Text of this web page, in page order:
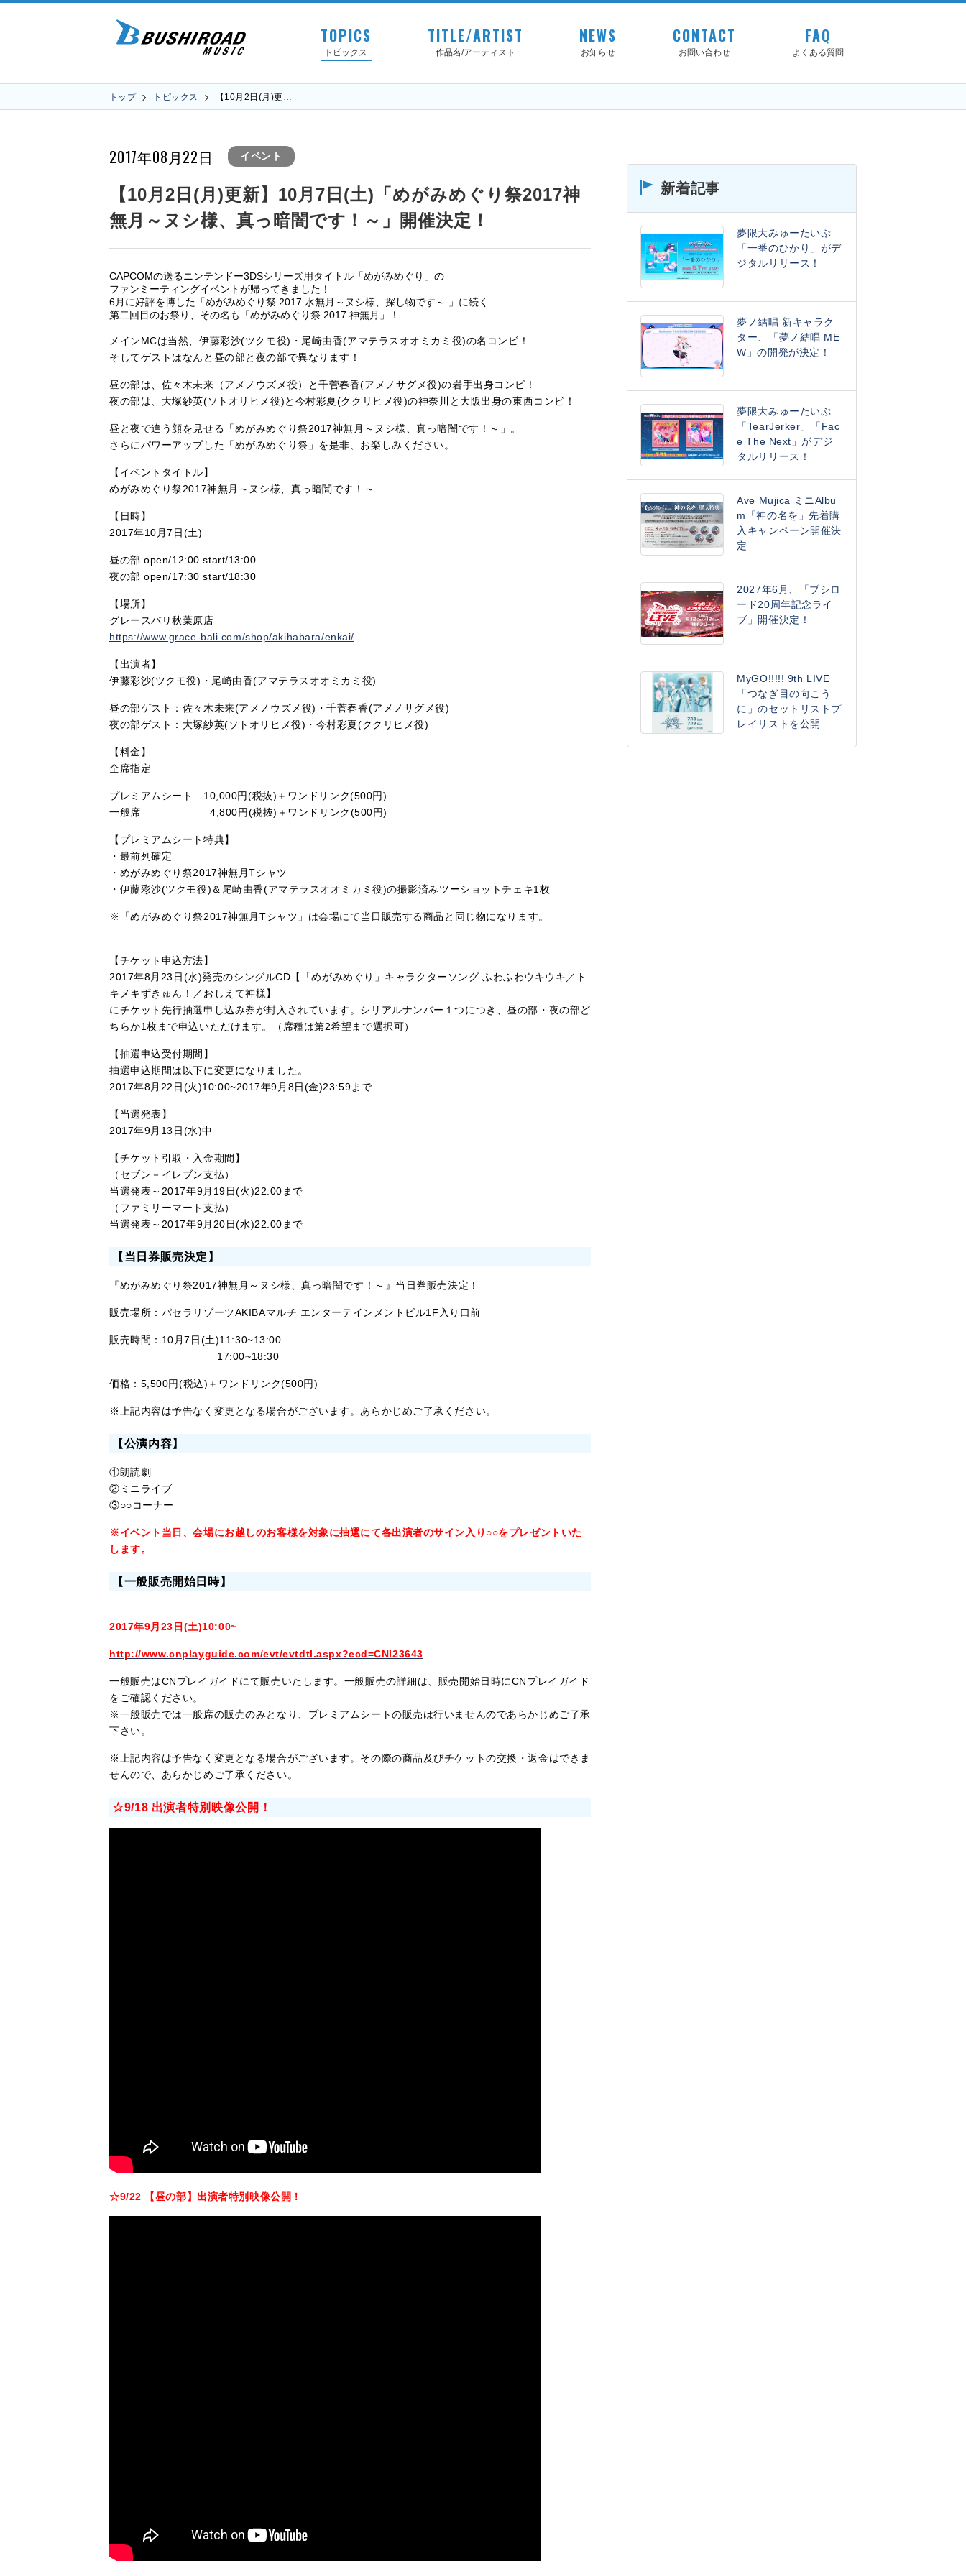
TOPICS
トピックス
TITLE/ARTIST
作品名/アーティスト
NEWS
お知らせ
CONTACT
お問い合わせ
FAQ
よくある質問
トップ トピックス 【10月2日(月)更…
2017年08月22日 イベント
【10月2日(月)更新】10月7日(土)「めがみめぐり祭2017神
無月～ヌシ様、真っ暗闇です！～」開催決定！
CAPCOMの送るニンテンドー3DSシリーズ用タイトル「めがみめぐり」の
ファンミーティングイベントが帰ってきました！
6月に好評を博した「めがみめぐり祭 2017 水無月～ヌシ様、探し物です～ 」に続く
第二回目のお祭り、その名も「めがみめぐり祭 2017 神無月」！
メインMCは当然、伊藤彩沙(ツクモ役)・尾崎由香(アマテラスオオミカミ役)の名コンビ！
そしてゲストはなんと昼の部と夜の部で異なります！
昼の部は、佐々木未来（アメノウズメ役）と千菅春香(アメノサグメ役)の岩手出身コンビ！
夜の部は、大塚紗英(ソトオリヒメ役)と今村彩夏(ククリヒメ役)の神奈川と大阪出身の東西コンビ！
昼と夜で違う顔を見せる「めがみめぐり祭2017神無月～ヌシ様、真っ暗闇です！～」。
さらにパワーアップした「めがみめぐり祭」を是非、お楽しみください。
【イベントタイトル】
めがみめぐり祭2017神無月～ヌシ様、真っ暗闇です！～
【日時】
2017年10月7日(土)
昼の部 open/12:00 start/13:00
夜の部 open/17:30 start/18:30
【場所】
グレースバリ秋葉原店
https://www.grace-bali.com/shop/akihabara/enkai/
【出演者】
伊藤彩沙(ツクモ役)・尾崎由香(アマテラスオオミカミ役)
昼の部ゲスト：佐々木未来(アメノウズメ役)・千菅春香(アメノサグメ役)
夜の部ゲスト：大塚紗英(ソトオリヒメ役)・今村彩夏(ククリヒメ役)
【料金】
全席指定
プレミアムシート 10,000円(税抜)＋ワンドリンク(500円)
一般席 4,800円(税抜)＋ワンドリンク(500円)
【プレミアムシート特典】
・最前列確定
・めがみめぐり祭2017神無月Tシャツ
・伊藤彩沙(ツクモ役)＆尾崎由香(アマテラスオオミカミ役)の撮影済みツーショットチェキ1枚
※「めがみめぐり祭2017神無月Tシャツ」は会場にて当日販売する商品と同じ物になります。
【チケット申込方法】
2017年8月23日(水)発売のシングルCD【「めがみめぐり」キャラクターソング ふわふわウキウキ／ト
キメキずきゅん！／おしえて神様】
にチケット先行抽選申し込み券が封入されています。シリアルナンバー１つにつき、昼の部・夜の部ど
ちらか1枚まで申込いただけます。（席種は第2希望まで選択可）
【抽選申込受付期間】
抽選申込期間は以下に変更になりました。
2017年8月22日(火)10:00~2017年9月8日(金)23:59まで
【当選発表】
2017年9月13日(水)中
【チケット引取・入金期間】
（セブン－イレブン支払）
当選発表～2017年9月19日(火)22:00まで
（ファミリーマート支払）
当選発表～2017年9月20日(水)22:00まで
【当日券販売決定】
『めがみめぐり祭2017神無月～ヌシ様、真っ暗闇です！～』当日券販売決定！
販売場所：パセラリゾーツAKIBAマルチ エンターテインメントビル1F入り口前
販売時間：10月7日(土)11:30~13:00
17:00~18:30
価格：5,500円(税込)＋ワンドリンク(500円)
※上記内容は予告なく変更となる場合がございます。あらかじめご了承ください。
【公演内容】
①朗読劇
②ミニライブ
③○○コーナー
※イベント当日、会場にお越しのお客様を対象に抽選にて各出演者のサイン入り○○をプレゼントいた
します。
【一般販売開始日時】
2017年9月23日(土)10:00~
http://www.cnplayguide.com/evt/evtdtl.aspx?ecd=CNI23643
一般販売はCNプレイガイドにて販売いたします。一般販売の詳細は、 販売開始日時にCNプレイガイド
をご確認ください。
※一般販売では一般席の販売のみとなり、プレミアムシートの販売は行いませんのであらかじめご了承
下さい。
※上記内容は予告なく変更となる場合がございます。その際の商品及びチケットの交換・返金はできま
せんので、あらかじめご了承ください。
☆9/18 出演者特別映像公開！
☆9/22 【昼の部】出演者特別映像公開！
新着記事
夢限大みゅーたいぷ
「一番のひかり」がデ
ジタルリリース！
夢ノ結唱 新キャラク
ター、「夢ノ結唱 ME
W」の開発が決定！
夢限大みゅーたいぷ
「TearJerker」「Fac
e The Next」がデジ
タルリリース！
Ave Mujica ミニAlbu
m「神の名を」先着購
入キャンペーン開催決
定
2027年6月、「ブシロ
ード20周年記念ライ
ブ」開催決定！
MyGO!!!!! 9th LIVE
「つなぎ目の向こう
に」のセットリストプ
レイリストを公開